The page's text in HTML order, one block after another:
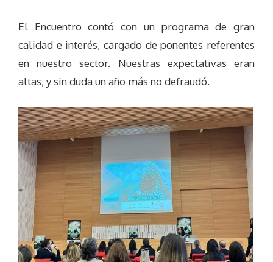
El Encuentro contó con un programa de gran
calidad e interés, cargado de ponentes referentes
en nuestro sector. Nuestras expectativas eran
altas, y sin duda un año más no defraudó.